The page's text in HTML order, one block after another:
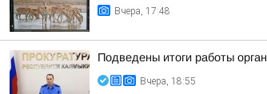
Вчера, 17:48
Подведены итоги работы
Вчера, 18:55